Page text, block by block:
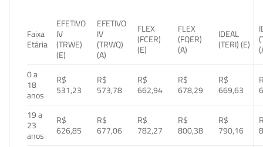
Faixa
Etária
EFETIVO
IV
(TRWE)
(E)
EFETIVO
IV
(TRWQ)
(A)
FLEX
(FCER)
(E)
FLEX
(FQER)
(A)
IDEAL
(TERI) (E)
0 a
18
anos
R$
531,23
R$
573,78
R$
662,94
R$
678,29
R$
669,63
19 a
23
anos
R$
626,85
R$
677,06
R$
782,27
R$
800,38
R$
790,16